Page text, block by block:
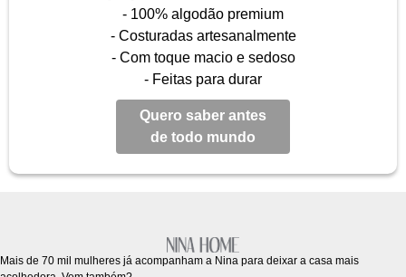
- 100% algodão premium
- Costuradas artesanalmente
- Com toque macio e sedoso
- Feitas para durar
Quero saber antes
de todo mundo
Mais de 70 mil mulheres já acompanham a Nina para deixar a casa mais